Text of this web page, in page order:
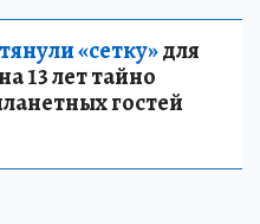
«сетку»для
13 лет тайно
гостей